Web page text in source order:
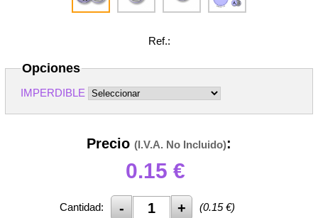
Ref.:
Opciones
IMPERDIBLE
Precio (I.V.A. No Incluido):
0.15 €
Cantidad: (0.15€)